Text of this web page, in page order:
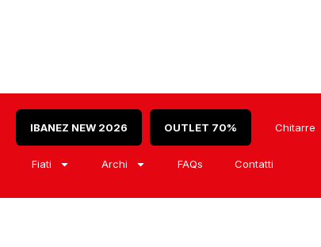
IBANEZ NEW 2026 OUTLET 70% Chitarre
Fiati Archi FAQs Contatti